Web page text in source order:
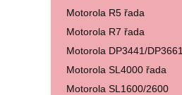
Motorola R5 řada
Motorola R7 řada
Motorola DP3441/DP3661
Motorola SL4000 řada
Motorola SL1600/2600